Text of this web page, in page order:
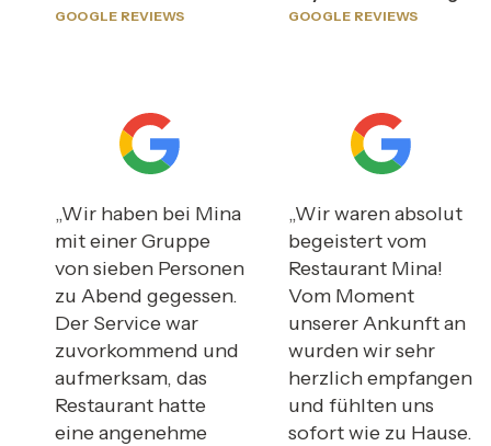
GOOGLE REVIEWS GOOGLE REVIEWS
„Wir haben bei Mina
mit einer Gruppe
von sieben Personen
zu Abend gegessen.
Der Service war
zuvorkommend und
aufmerksam, das
Restaurant hatte
eine angenehme
„Wir waren absolut
begeistert vom
Restaurant Mina!
Vom Moment
unserer Ankunft an
wurden wir sehr
herzlich empfangen
und fühlten uns
sofort wie zu Hause.